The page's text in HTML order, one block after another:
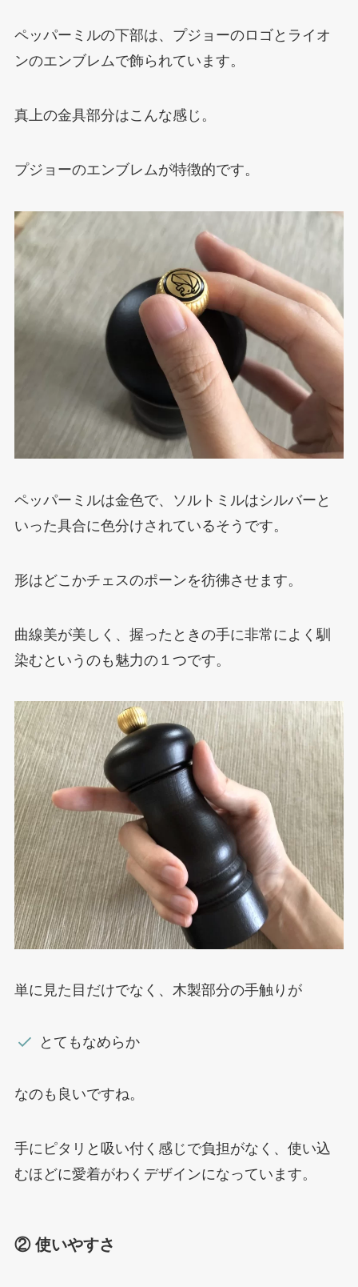
ペッパーミルの下部は、プジョーのロゴとライオ
ンのエンブレムで飾られています。
真上の金具部分はこんな感じ。
プジョーのエンブレムが特徴的です。
ペッパーミルは金色で、ソルトミルはシルバーと
いった具合に色分けされているそうです。
形はどこかチェスのポーンを彷彿させます。
曲線美が美しく、握ったときの手に非常によく馴
染むというのも魅力の１つです。
単に見た目だけでなく、木製部分の手触りが
とてもなめらか
なのも良いですね。
手にピタリと吸い付く感じで負担がなく、使い込
むほどに愛着がわくデザインになっています。
② 使いやすさ